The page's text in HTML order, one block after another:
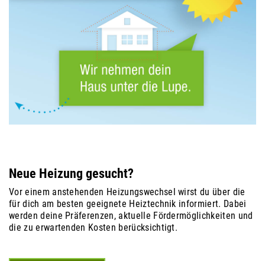
Neue Heizung gesucht?
Vor einem anstehenden Heizungswechsel wirst du über die
für dich am besten geeignete Heiztechnik informiert. Dabei
werden deine Präferenzen, aktuelle Fördermöglichkeiten und
die zu erwartenden Kosten berücksichtigt.